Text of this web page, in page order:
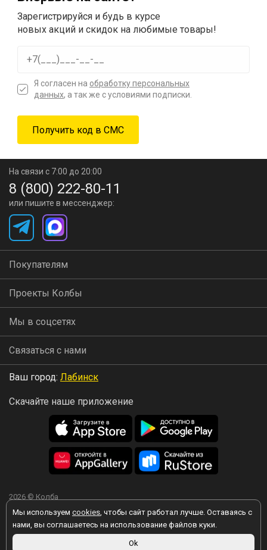
Зарегистрируйся и будь в курсе
новых акций и скидок на любимые товары!
Я согласен на обработку персональных
данных, а так же с условиями подписки.
Мы используем cookies, чтобы сайт работал лучше. Оставаясь с
нами, вы соглашаетесь на использование файлов куки.
Ok
На связи с 7:00 до 20:00
8 (800) 222-80-11
или пишите в мессенджер:
Покупателям
Проекты Колбы
Мы в соцсетях
Связаться с нами
Ваш город: Лабинск
Скачайте наше приложение
2026 © Колба
Вы принимаете условия политики в отношении обработки